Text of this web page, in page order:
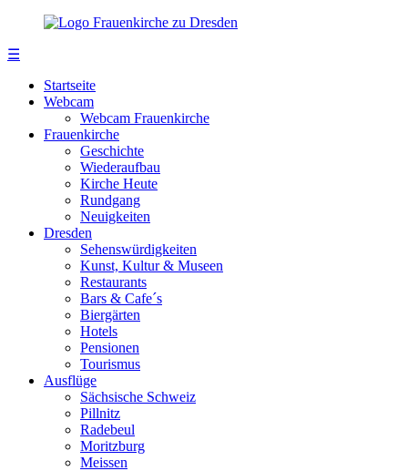
☰
Startseite
Webcam
Webcam Frauenkirche
Frauenkirche
Geschichte
Wiederaufbau
Kirche Heute
Rundgang
Neuigkeiten
Dresden
Sehenswürdigkeiten
Kunst, Kultur & Museen
Restaurants
Bars & Cafe´s
Biergärten
Hotels
Pensionen
Tourismus
Ausflüge
Sächsische Schweiz
Pillnitz
Radebeul
Moritzburg
Meissen